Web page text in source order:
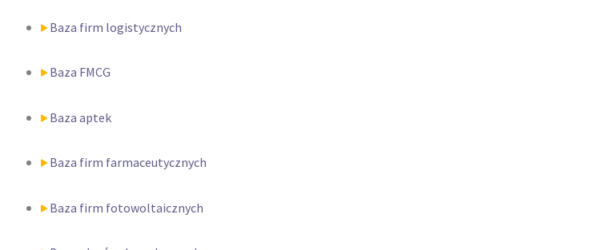
Baza firm logistycznych
Baza FMCG
Baza aptek
Baza firm farmaceutycznych
Baza firm fotowoltaicznych